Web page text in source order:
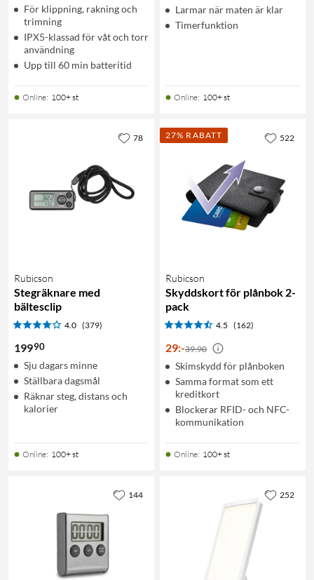
För klippning, rakning och
trimning
IPX5-klassad för våt och torr
användning
Upp till 60 min batteritid
Online: 100+ st
Larmar när maten är klar
Timerfunktion
Online: 100+ st
Rubicson
Stegräknare med
bältesclip
4.0 (379)
19990
Sju dagars minne
Ställbara dagsmål
Räknar steg, distans och
kalorier
Online: 100+ st
78 27% RABATT
Rubicson
Skyddskort för plånbok 2-
pack
4.5 (162)
29:-39:90
Skimskydd för plånboken
Samma format som ett
kreditkort
Blockerar RFID- och NFC-
kommunikation
Online: 100+ st
522
144 252